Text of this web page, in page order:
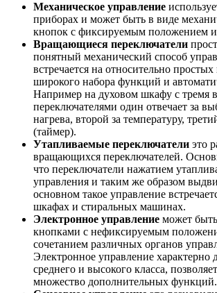
Механическое управление
приборах и может быть в виде
кнопок с фиксируемым положением
Вращающиеся переключатели
понятный механический способ
встречается на относительно
широкого набора функций и
Например на духовом шкафу с тремя
переключателями один отвечает за
нагрева, второй за температуру,
(таймер).
Утапливаемые переключатели это
вращающихся переключателей.
что переключатели нажатием
управления и таким же образом
основном такое управление
шкафах и стиральных машинах.
Электронное управление может
кнопками с нефиксируемым
сочетанием различных органов
Электронное управление характерно
среднего и высокого класса,
множество дополнительных функций.